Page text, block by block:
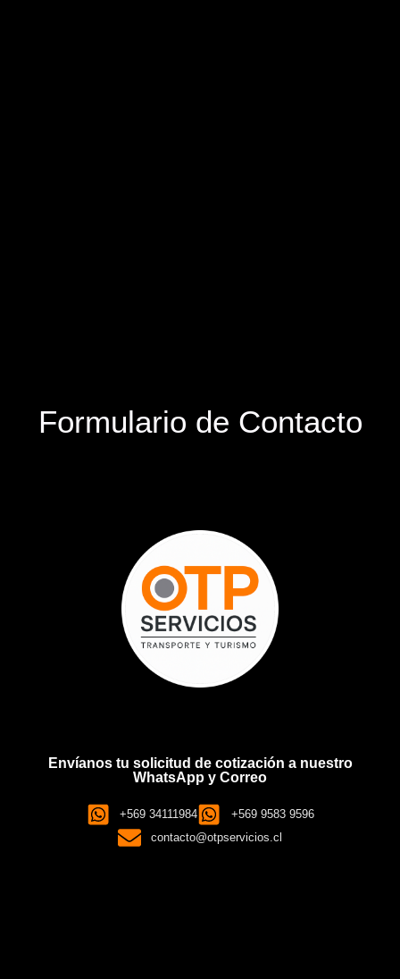
Formulario de Contacto
Envíanos tu solicitud de cotización a nuestro
WhatsApp y Correo
+569 34111984
+569 9583 9596
contacto@otpservicios.cl